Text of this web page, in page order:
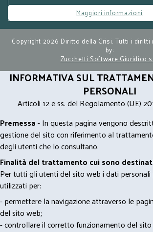
Maggiori informazioni
Copyright 2026 Diritto della Crisi. Tutti i diritti
by:
Zucchetti Software Giuridico
INFORMATIVA SUL
PERSONALI
Articoli 12 e ss. del Regolamento (UE)
Premessa- In questa pagina vengono
gestione del sito con riferimento al
degli utenti che lo consultano.
Finalità del trattamento cui sono
Per tutti gli utenti del sito web i dati personali
utilizzati per:
- permettere la navigazione attraverso le
del sito web;
- controllare il corretto funzionamento del